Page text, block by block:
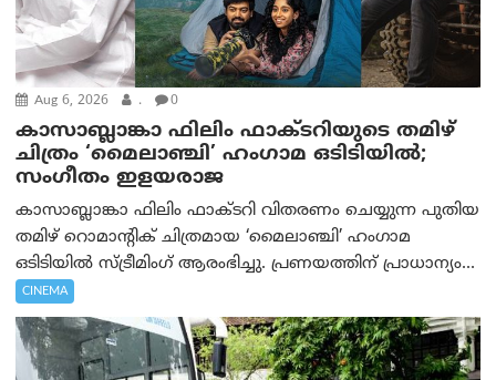
Aug 6, 2026 . 0
കാസാബ്ലാങ്കാ ഫിലിം ഫാക്ടറിയുടെ തമിഴ്
ചിത്രം ‘മൈലാഞ്ചി’ ഹംഗാമ ഒടിടിയിൽ;
സംഗീതം ഇളയരാജ
കാസാബ്ലാങ്കാ ഫിലിം ഫാക്ടറി വിതരണം ചെയ്യുന്ന പുതിയ
തമിഴ് റൊമാന്റിക് ചിത്രമായ ‘മൈലാഞ്ചി’ ഹംഗാമ
ഒടിടിയിൽ സ്ട്രീമിംഗ് ആരംഭിച്ചു. പ്രണയത്തിന് പ്രാധാന്യം...
CINEMA